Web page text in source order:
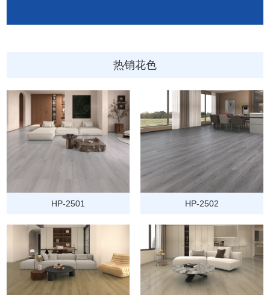
热销花色
HP-2501 HP-2502